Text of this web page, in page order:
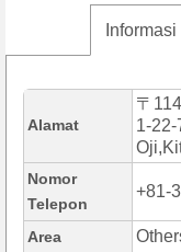
Alamat
〒
1-22-
Nomor
Telepon
+81-
Area